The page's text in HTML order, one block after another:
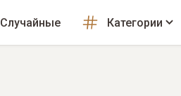
Случайные Категории